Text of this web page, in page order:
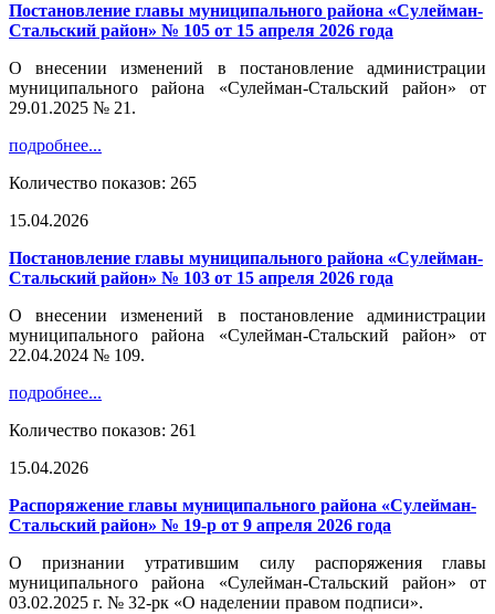
Постановление главы муниципального района «Сулейман-
Стальский район» № 105 от 15 апреля 2026 года
О внесении изменений в постановление администрации
муниципального района «Сулейман-Стальский район» от
29.01.2025 № 21.
подробнее...
Количество показов: 265
15.04.2026
Постановление главы муниципального района «Сулейман-
Стальский район» № 103 от 15 апреля 2026 года
О внесении изменений в постановление администрации
муниципального района «Сулейман-Стальский район» от
22.04.2024 № 109.
подробнее...
Количество показов: 261
15.04.2026
Распоряжение главы муниципального района «Сулейман-
Стальский район» № 19-р от 9 апреля 2026 года
О признании утратившим силу распоряжения главы
муниципального района «Сулейман-Стальский район» от
03.02.2025 г. № 32-рк «О наделении правом подписи».